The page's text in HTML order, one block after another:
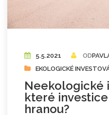
5.5.2021 OD
EKOLOGICKÉ
Neekologické
které investice
hranou?